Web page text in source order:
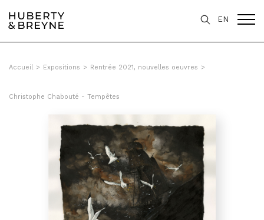
EN
Accueil > Expositions > Rentrée 2021, nouvelles oeuvres >
Christophe Chabouté - Tempêtes